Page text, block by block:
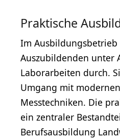
Praktische
Im
Auszubildenden unter
Laborarbeiten durch.
Umgang mit
Messtechniken. Die
ein zentraler
Berufsausbildung